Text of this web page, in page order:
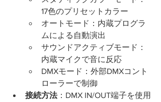
17色のプリセットカラー
オートモード：内蔵プログラ
ムによる自動演出
サウンドアクティブモード：
内蔵マイクで音に反応
DMXモード：外部DMXコント
ローラーで制御
接続方法：DMX IN/OUT端子を使用